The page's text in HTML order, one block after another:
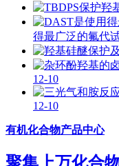
得最广泛的氟代
12-10
12-10
有机化合物产品中心